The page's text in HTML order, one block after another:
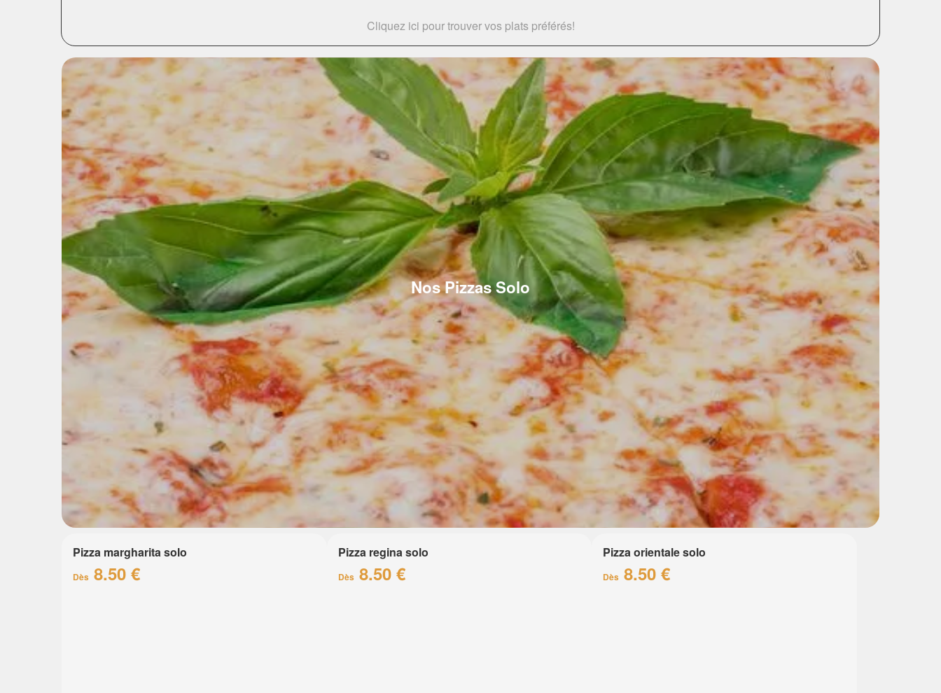
Cliquez ici pour trouver vos plats préférés!
Nos Pizzas Solo
Pizza margharita solo
Dès 8.50 €
Pizza regina solo
Dès 8.50 €
Pizza orientale solo
Dès 8.50 €